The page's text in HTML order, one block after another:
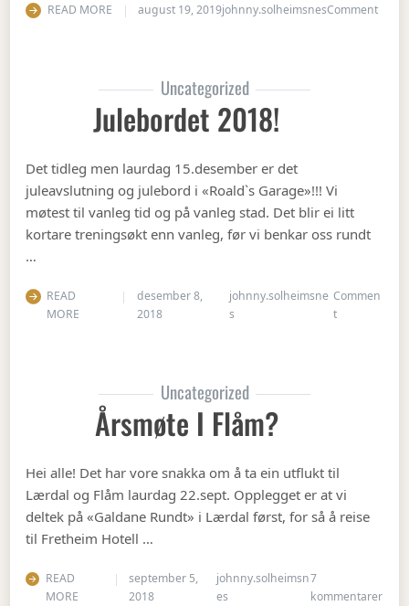
READ MORE august 19, 2019johnny.solheimsnesCommenton
Uncategorized
Julebordet 2018!
Det tidleg men laurdag 15.desember er det
juleavslutning og julebord i «Roald`s Garage»!!! Vi
møtest til vanleg tid og på vanleg stad. Det blir ei litt
kortare treningsøkt enn vanleg, før vi benkar oss rundt
…
READ
MORE
desember 8,
2018
johnny.solheimsne
s
Commen
ton Julebordet
Uncategorized
Årsmøte I Flåm?
Hei alle! Det har vore snakka om å ta ein utflukt til
Lærdal og Flåm laurdag 22.sept. Opplegget er at vi
deltek på «Galdane Rundt» i Lærdal først, for så å reise
til Fretheim Hotell …
READ
MORE
september 5,
2018
johnny.solheimsn
es
7
kommentarertil